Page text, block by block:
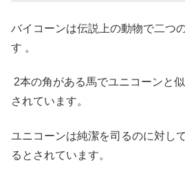
バイコーンは伝説上の動物で二つ
す 。
2本の角がある馬でユニコーンと
されています。
ユニコーンは純潔を司るのに対し
るとされています。